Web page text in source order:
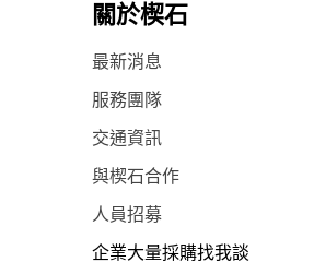
關於楔石
最新消息
服務團隊
交通資訊
與楔石合作
人員招募
企業大量採購找我談